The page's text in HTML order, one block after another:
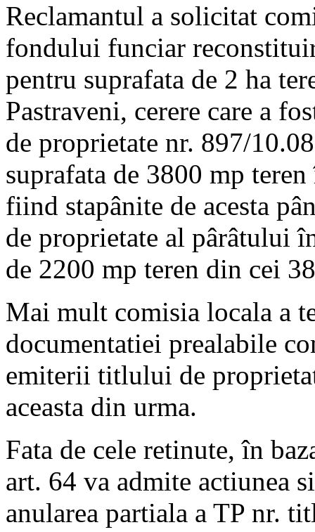
Reclamantul a solicitat
fondului funciar
pentru suprafata de 2 ha
Pastraveni, cerere care a
de proprietate nr. 897/
suprafata de 3800 mp
fiind stapânite de acesta
de proprietate al pârâtului
de 2200 mp teren din cei
Mai mult comisia locala a
documentatiei prealabile
emiterii titlului de
aceasta din urma.
Fata de cele retinute, în
art. 64 va admite actiunea
anularea partiala a TP nr.